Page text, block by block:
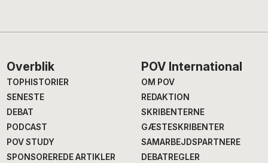
Footer
Overblik
TOPHISTORIER
SENESTE
DEBAT
PODCAST
POV STUDY
SPONSOREREDE ARTIKLER
POV International
OM POV
REDAKTION
SKRIBENTERNE
GÆSTESKRIBENTER
SAMARBEJDSPARTNERE
DEBATREGLER